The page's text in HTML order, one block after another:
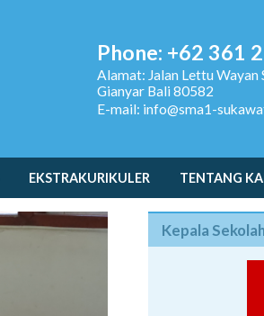
Phone: +62 361
Alamat: Jalan Lettu Wayan
Gianyar Bali 80582
E-mail: info@sma1-
EKSTRAKURIKULER TENTANG
Kepala Sekolah